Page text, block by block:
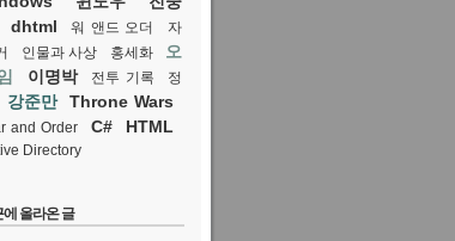
dhtml 워 앤드 오더
자
인물과 사상 홍세화
오
이명박 전투 기록
정
강준만 Throne Wars
and Order C# HTML
Directory
에 올라온 글